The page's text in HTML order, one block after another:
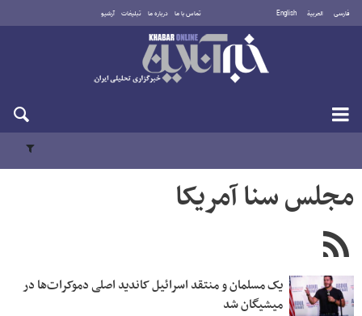
فارسی العربية English تماس با ما درباره ما تبلیغات آرشیو
پنجشنبه ۱۵ مرداد ۱۴۰۵
مجلس سنا آمریکا
یک مسلمان و منتقد اسرائیل کاندید اصلی دموکرات‌ها در
میشیگان شد